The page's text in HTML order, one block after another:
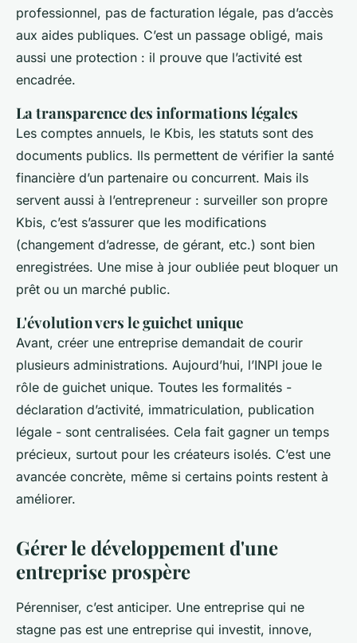
professionnel, pas de facturation légale, pas d’accès
aux aides publiques. C’est un passage obligé, mais
aussi une protection : il prouve que l’activité est
encadrée.
La transparence des informations légales
Les comptes annuels, le Kbis, les statuts sont des
documents publics. Ils permettent de vérifier la santé
financière d’un partenaire ou concurrent. Mais ils
servent aussi à l’entrepreneur : surveiller son propre
Kbis, c’est s’assurer que les modifications
(changement d’adresse, de gérant, etc.) sont bien
enregistrées. Une mise à jour oubliée peut bloquer un
prêt ou un marché public.
L'évolution vers le guichet unique
Avant, créer une entreprise demandait de courir
plusieurs administrations. Aujourd’hui, l’INPI joue le
rôle de guichet unique. Toutes les formalités -
déclaration d’activité, immatriculation, publication
légale - sont centralisées. Cela fait gagner un temps
précieux, surtout pour les créateurs isolés. C’est une
avancée concrète, même si certains points restent à
améliorer.
Gérer le développement d'une
entreprise prospère
Pérenniser, c’est anticiper. Une entreprise qui ne
stagne pas est une entreprise qui investit, innove,